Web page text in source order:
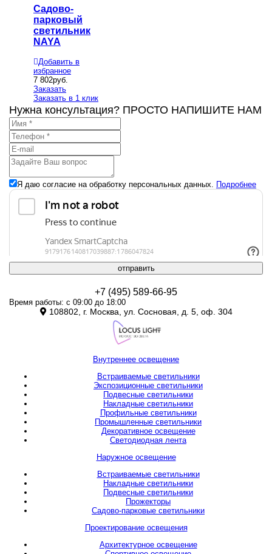
Садово-
парковый
светильник
NAYA
Добавить в
избранное
7 802руб.
Заказать
Заказать в 1 клик
Нужна консультация? ПРОСТО НАПИШИТЕ НАМ
Я даю согласие на обработку персональных данных. Подробнее
отправить
+7 (495) 589-66-95
Время работы: с 09:00 до 18:00
108802, г. Москва, ул. Сосновая, д. 5, оф. 304
Внутреннее освещение
Встраиваемые светильники
Экспозиционные светильники
Подвесные светильники
Накладные светильники
Профильные светильники
Промышленные светильники
Декоративное освещение
Светодиодная лента
Наружное освещение
Встраиваемые светильники
Накладные светильники
Подвесные светильники
Прожекторы
Садово-парковые светильники
Проектирование освещения
Архитектурное освещение